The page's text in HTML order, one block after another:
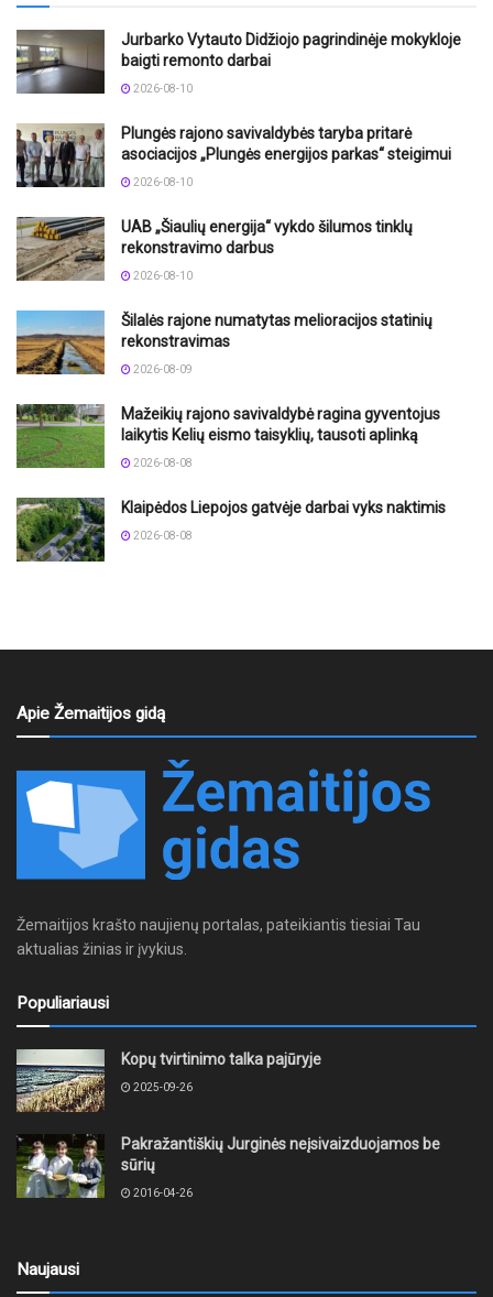
Jurbarko Vytauto Didžiojo pagrindinėje mokykloje
baigti remonto darbai
2026-08-10
Plungės rajono savivaldybės taryba pritarė
asociacijos „Plungės energijos parkas“ steigimui
2026-08-10
UAB „Šiaulių energija“ vykdo šilumos tinklų
rekonstravimo darbus
2026-08-10
Šilalės rajone numatytas melioracijos statinių
rekonstravimas
2026-08-09
Mažeikių rajono savivaldybė ragina gyventojus
laikytis Kelių eismo taisyklių, tausoti aplinką
2026-08-08
Klaipėdos Liepojos gatvėje darbai vyks naktimis
2026-08-08
Apie Žemaitijos gidą
Žemaitijos krašto naujienų portalas, pateikiantis tiesiai Tau
aktualias žinias ir įvykius.
Populiariausi
Kopų tvirtinimo talka pajūryje
2025-09-26
Pakražantiškių Jurginės neįsivaizduojamos be
sūrių
2016-04-26
Naujausi